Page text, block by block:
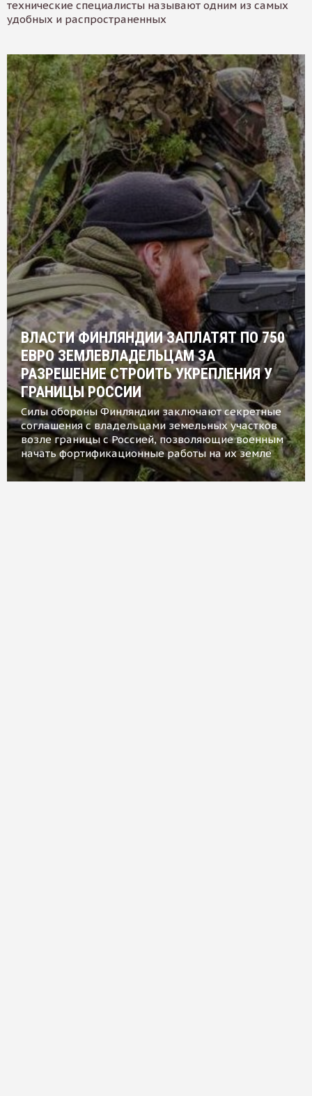
технические специалисты называют одним из самых
удобных и распространенных
ВЛАСТИ ФИНЛЯНДИИ ЗАПЛАТЯТ ПО 750
ЕВРО ЗЕМЛЕВЛАДЕЛЬЦАМ ЗА
РАЗРЕШЕНИЕ СТРОИТЬ УКРЕПЛЕНИЯ У
ГРАНИЦЫ РОССИИ
Силы обороны Финляндии заключают секретные
соглашения с владельцами земельных участков
возле границы с Россией, позволяющие военным
начать фортификационные работы на их земле